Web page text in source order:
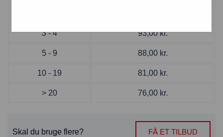
3 - 4 93,00kr.
5 - 9 88,00 kr.
10 - 19 81,00 kr.
> 20 76,00 kr.
Skal du bruge flere? FÅ ET TILBUD